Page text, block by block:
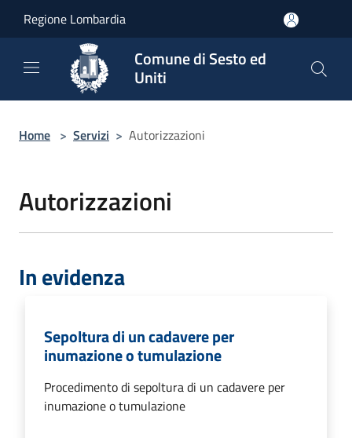
Regione Lombardia
Comune di Sesto ed
Uniti
Home > Servizi > Autorizzazioni
Autorizzazioni
In evidenza
Sepoltura di un cadavere per
inumazione o tumulazione
Procedimento di sepoltura di un cadavere per
inumazione o tumulazione